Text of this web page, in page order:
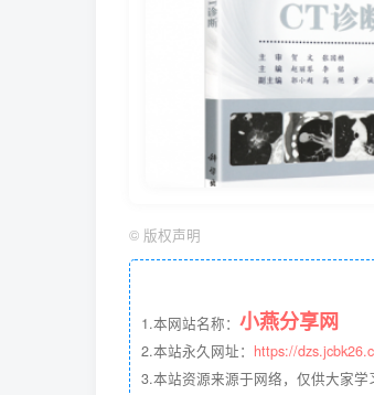
© 版权声明
1.本网站名称： 小燕分享网
2.本站永久网址： https://
3.本站资源来源于网络，仅供大家学